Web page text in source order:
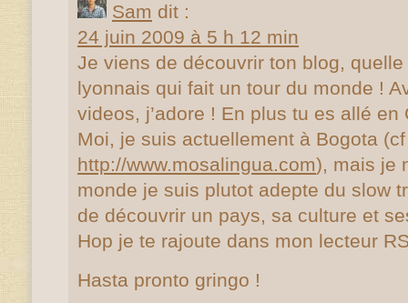
Sam dit :
24 juin 2009 à 5 h 12 min
Je viens de découvrir ton blog,
lyonnais qui fait un tour du monde !
videos, j’adore ! En plus tu es allé en
Moi, je suis actuellement à Bogota (cf
http://www.mosalingua.com), mais je
monde je suis plutot adepte du slow
de découvrir un pays, sa culture et
Hop je te rajoute dans mon lecteur
Hasta pronto gringo !